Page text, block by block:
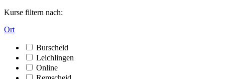
Kurse filtern nach:
Ort
Burscheid
Leichlingen
Online